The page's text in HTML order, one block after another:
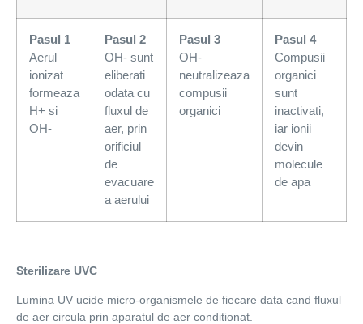
Pasul 1
Aerul
ionizat
formeaza
H+ si
OH-
Pasul 2
OH- sunt
eliberati
odata cu
fluxul de
aer, prin
orificiul
de
evacuare
a aerului
Pasul 3
OH-
neutralizeaza
compusii
organici
Pasul 4
Compusii
organici
sunt
inactivati,
iar ionii
devin
molecule
de apa
Sterilizare UVC
Lumina UV ucide micro-organismele de fiecare data cand fluxul
de aer circula prin aparatul de aer conditionat.